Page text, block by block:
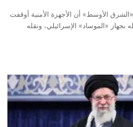
الأوسط» أن الأجهزة الأمنية أوقفت
بجهاز «الموساد» الإسرائيلي، ونقله